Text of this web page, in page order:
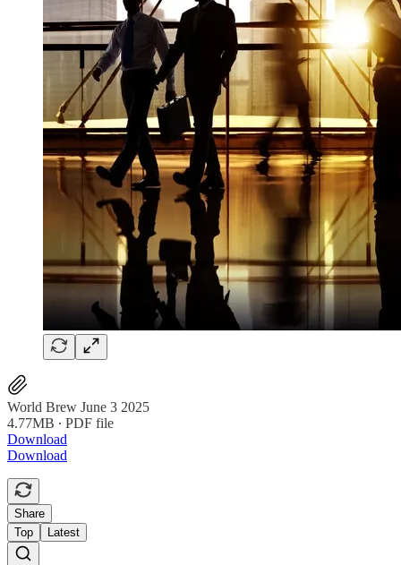
World Brew June 3 2025
4.77MB ∙ PDF file
Download
Download
Share
Top
Latest